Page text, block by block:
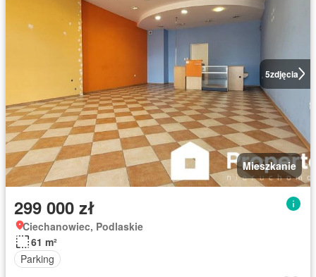
5zdjęcia
Mieszkanie
299 000 zł
Ciechanowiec, Podlaskie
61 m²
Parking